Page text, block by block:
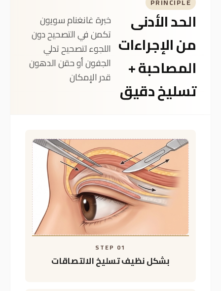
التسليخ → منع إعادة الالتصاق → حقن الدهون عند الضرورة
— ملخص من 3 خطوات.
PRINCIPLE
الحد الأدنى
المصاحبة +
تسليخ دقيق
الجفون أو حقن الدهون
قدر الإمكان